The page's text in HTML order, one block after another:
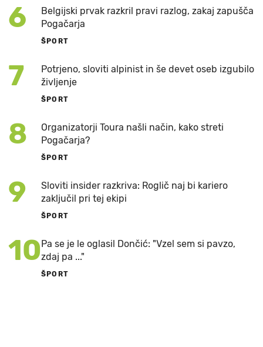
6
Belgijski prvak razkril pravi razlog, zakaj zapušča
Pogačarja
ŠPORT
7
Potrjeno, sloviti alpinist in še devet oseb izgubilo
življenje
ŠPORT
8
Organizatorji Toura našli način, kako streti
Pogačarja?
ŠPORT
9
Sloviti insider razkriva: Roglič naj bi kariero
zaključil pri tej ekipi
ŠPORT
10Pa se je le oglasil Dončić: "Vzel sem si pavzo,
zdaj pa ..."
ŠPORT